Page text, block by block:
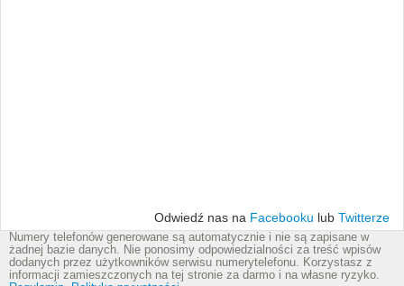
Odwiedź nas na Facebooku lub Twitterze
Numery telefonów generowane są automatycznie i nie są zapisane w
żadnej bazie danych. Nie ponosimy odpowiedzialności za treść wpisów
dodanych przez użytkowników serwisu numerytelefonu. Korzystasz z
informacji zamieszczonych na tej stronie za darmo i na własne ryzyko.